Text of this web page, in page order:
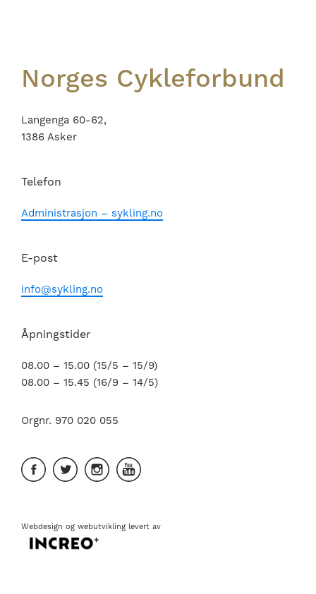
Norges Cykleforbund
Langenga 60-62,
1386 Asker
Telefon
Administrasjon – sykling.no
E-post
info@sykling.no
Åpningstider
08.00 – 15.00 (15/5 – 15/9)
08.00 – 15.45 (16/9 – 14/5)
Orgnr. 970 020 055
Webdesign og webutvikling levert av